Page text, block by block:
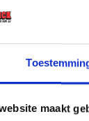
maakt
-